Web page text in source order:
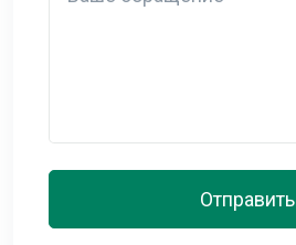
Отправить